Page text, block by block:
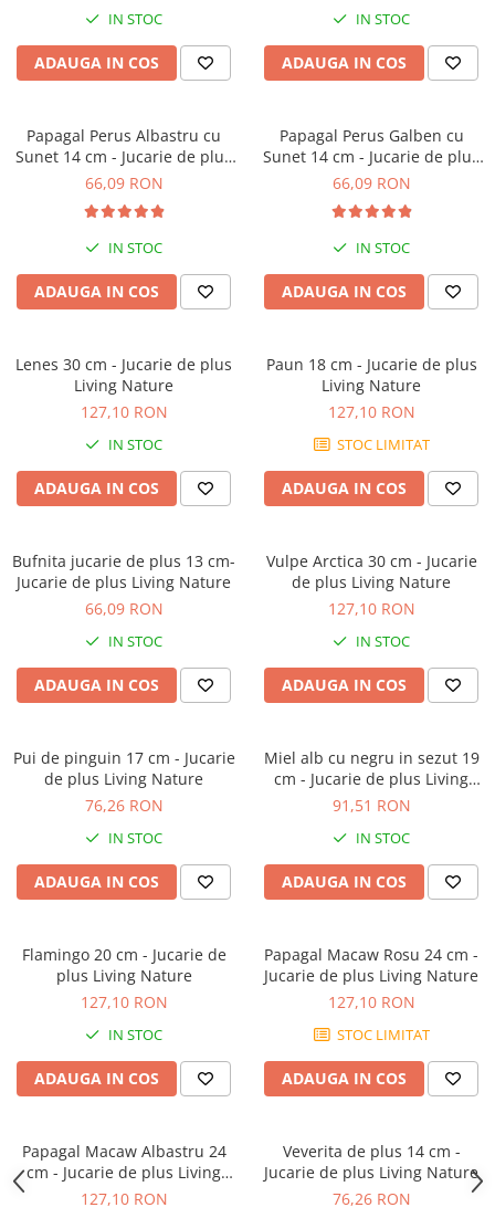
IN STOC
ADAUGA IN COS
IN STOC
ADAUGA IN COS
Papagal Perus Albastru cu
Sunet 14 cm - Jucarie de plus
Living Nature
66,09 RON
IN STOC
ADAUGA IN COS
Papagal Perus Galben cu
Sunet 14 cm - Jucarie de plus
Living Nature
66,09 RON
IN STOC
ADAUGA IN COS
Lenes 30 cm - Jucarie de plus
Living Nature
127,10 RON
IN STOC
ADAUGA IN COS
Paun 18 cm - Jucarie de plus
Living Nature
127,10 RON
STOC LIMITAT
ADAUGA IN COS
Bufnita jucarie de plus 13 cm-
Jucarie de plus Living Nature
66,09 RON
IN STOC
ADAUGA IN COS
Vulpe Arctica 30 cm - Jucarie
de plus Living Nature
127,10 RON
IN STOC
ADAUGA IN COS
Pui de pinguin 17 cm - Jucarie
de plus Living Nature
76,26 RON
IN STOC
ADAUGA IN COS
Miel alb cu negru in sezut 19
cm - Jucarie de plus Living
Nature
91,51 RON
IN STOC
ADAUGA IN COS
Flamingo 20 cm - Jucarie de
plus Living Nature
127,10 RON
IN STOC
ADAUGA IN COS
Papagal Macaw Rosu 24 cm -
Jucarie de plus Living Nature
127,10 RON
STOC LIMITAT
ADAUGA IN COS
Papagal Macaw Albastru 24
cm - Jucarie de plus Living
Nature
127,10 RON
Veverita de plus 14 cm -
Jucarie de plus Living Nature
76,26 RON